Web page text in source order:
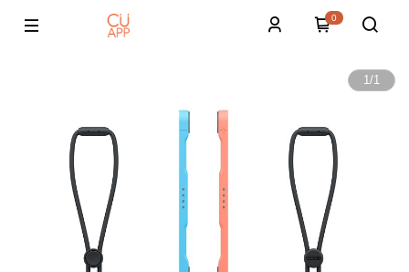
0
1/1